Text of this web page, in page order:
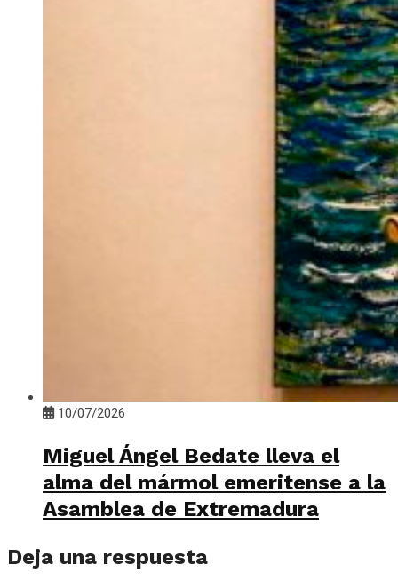
10/07/2026
Miguel Ángel Bedate lleva el
alma del mármol emeritense a la
Asamblea de Extremadura
Deja una respuesta